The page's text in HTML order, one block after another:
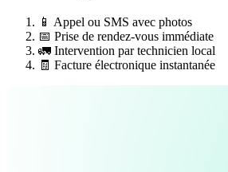
📱 Appel ou SMS avec photos
📅 Prise de rendez-vous immédiate
🚛 Intervention par technicien local
🧾 Facture électronique instantanée